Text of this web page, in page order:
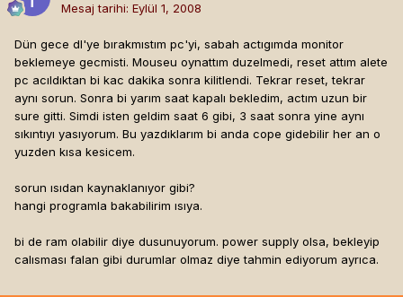
Mesaj tarihi: Eylül 1, 2008
Dün gece dl'ye bırakmıstım pc'yi, sabah actıgımda monitor
beklemeye gecmisti. Mouseu oynattım duzelmedi, reset attım alete
pc acıldıktan bi kac dakika sonra kilitlendi. Tekrar reset, tekrar
aynı sorun. Sonra bi yarım saat kapalı bekledim, actım uzun bir
sure gitti. Simdi isten geldim saat 6 gibi, 3 saat sonra yine aynı
sıkıntıyı yasıyorum. Bu yazdıklarım bi anda cope gidebilir her an o
yuzden kısa kesicem.
sorun ısıdan kaynaklanıyor gibi?
hangi programla bakabilirim ısıya.
bi de ram olabilir diye dusunuyorum. power supply olsa, bekleyip
calısması falan gibi durumlar olmaz diye tahmin ediyorum ayrıca.